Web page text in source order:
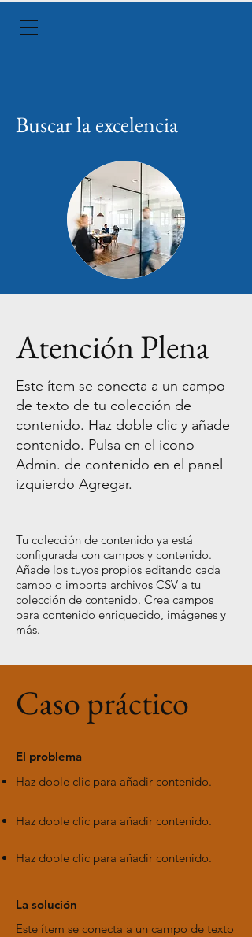
Buscar la excelencia
Atención Plena
Este ítem se conecta a un campo
de texto de tu colección de
contenido. Haz doble clic y añade
contenido. Pulsa en el icono
Admin. de contenido en el panel
izquierdo Agregar.
Tu colección de contenido ya está
configurada con campos y contenido.
Añade los tuyos propios editando cada
campo o importa archivos CSV a tu
colección de contenido. Crea campos
para contenido enriquecido, imágenes y
más.
Caso práctico
El problema
Haz doble clic para añadir contenido.
Haz doble clic para añadir contenido.
Haz doble clic para añadir contenido.
La solución
Este ítem se conecta a un campo de texto